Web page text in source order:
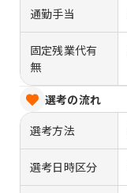
通勤手当
固定残業代有
無
選考の流れ
選考方法
選考日時区分